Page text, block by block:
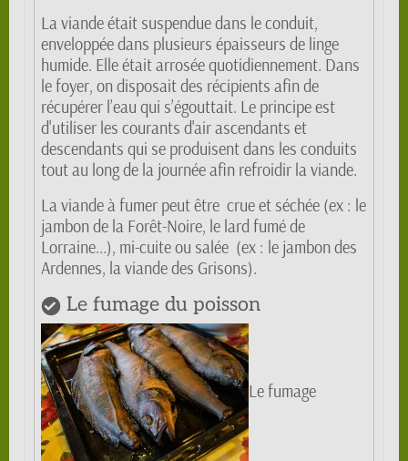
La viande était suspendue dans le conduit,
enveloppée dans plusieurs épaisseurs de linge
humide. Elle était arrosée quotidiennement. Dans
le foyer, on disposait des récipients afin de
récupérer l’eau qui s’égouttait. Le principe est
d'utiliser les courants d'air ascendants et
descendants qui se produisent dans les conduits
tout au long de la journée afin refroidir la viande.
La viande à fumer peut être crue et séchée (ex : le
jambon de la Forêt-Noire, le lard fumé de
Lorraine...), mi-cuite ou salée (ex : le jambon des
Ardennes, la viande des Grisons).
Le fumage du poisson
Le fumage